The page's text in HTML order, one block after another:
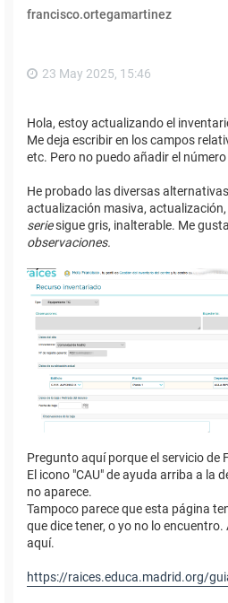
francisco.ortegamartinez
23 May 2025, 15:46
Hola, estoy actualizando el
Me deja escribir en los campos
etc. Pero no puedo añadir el número
He probado las diversas
actualización masiva, actualización,
seriesigue gris, inalterable. Me
observaciones.
Pregunto aquí porque el servicio de
El icono "CAU" de ayuda arriba a la
no aparece.
Tampoco parece que esta página
que dice tener, o yo no lo
aquí.
https://raices.educa.madrid.org/